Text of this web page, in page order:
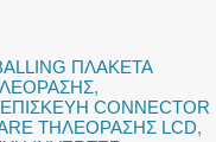
ΠΛΑΚΕΤΑ
,
ΕΠΙΣΚΕΥΗ CONNECTOR
ΤΗΛΕΟΡΑΣΗΣ LCD,